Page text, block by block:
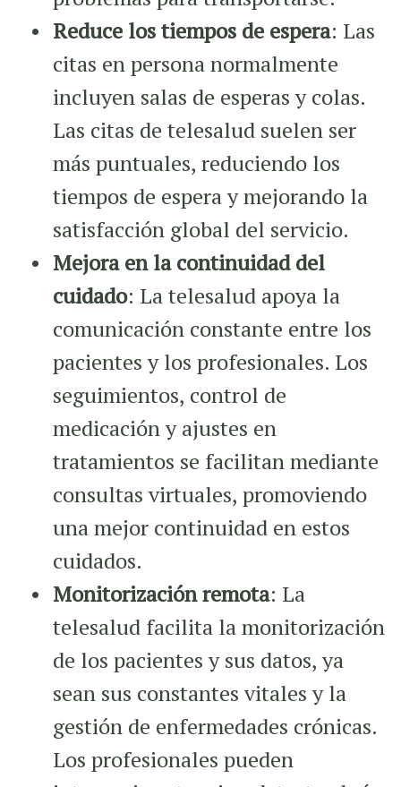
Reduce los tiempos de espera: Las
citas en persona normalmente
incluyen salas de esperas y colas.
Las citas de telesalud suelen ser
más puntuales, reduciendo los
tiempos de espera y mejorando la
satisfacción global del servicio.
Mejora en la continuidad del
cuidado: La telesalud apoya la
comunicación constante entre los
pacientes y los profesionales. Los
seguimientos, control de
medicación y ajustes en
tratamientos se facilitan mediante
consultas virtuales, promoviendo
una mejor continuidad en estos
cuidados.
Monitorización remota: La
telesalud facilita la monitorización
de los pacientes y sus datos, ya
sean sus constantes vitales y la
gestión de enfermedades crónicas.
Los profesionales pueden